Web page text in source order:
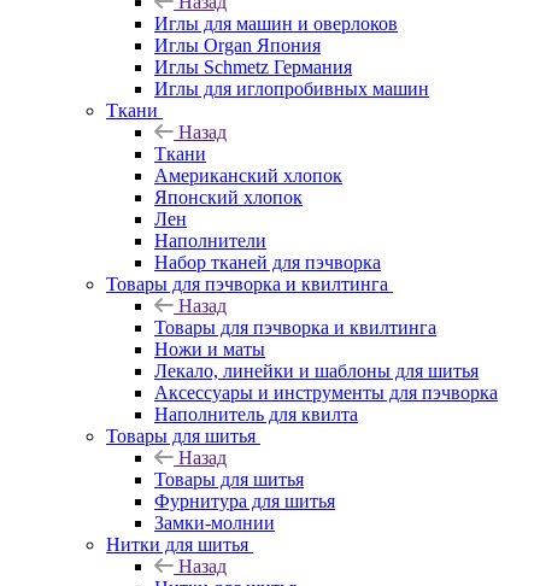
Иглы для машин и оверлоков
Иглы Organ Япония
Иглы Schmetz Германия
Иглы для иглопробивных машин
Ткани
Назад
Ткани
Американский хлопок
Японский хлопок
Лен
Наполнители
Набор тканей для пэчворка
Товары для пэчворка и квилтинга
Назад
Товары для пэчворка и квилтинга
Ножи и маты
Лекало, линейки и шаблоны для шитья
Аксессуары и инструменты для пэчворка
Наполнитель для квилта
Товары для шитья
Назад
Товары для шитья
Фурнитура для шитья
Замки-молнии
Нитки для шитья
Назад